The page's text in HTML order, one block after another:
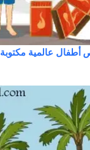
أطفال عالمية مكتوبة